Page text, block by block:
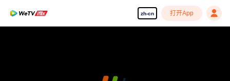
zh-cn 打开App